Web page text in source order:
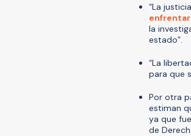
“La
enfrentar
la
estado”.
“La
para que
Por otra
estiman
ya que
de